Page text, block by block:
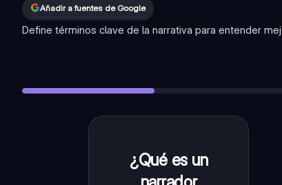
Añadir a fuentes de Google
Define términos clave de la narrativa para entender
¿Qué es un
Es un
narrador que
Es un narrador
¿Quién es el protagonista?—
¿Qué es el clímax en una narración?—Es el punto de
¿Qué es el ambiente físico?
Es el lugar o